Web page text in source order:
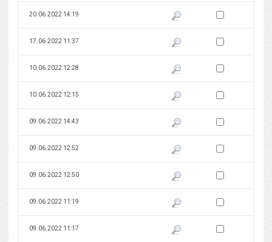
20.06.2022 14:19 Pokaż podgląd wersji z dnia
Zaznacz wersję do
17.06.2022 11:37 Pokaż podgląd wersji z dnia
Zaznacz wersję do
10.06.2022 12:28 Pokaż podgląd wersji z dnia
Zaznacz wersję do
10.06.2022 12:15 Pokaż podgląd wersji z dnia
Zaznacz wersję do
09.06.2022 14:43 Pokaż podgląd wersji z dnia
Zaznacz wersję do
09.06.2022 12:52 Pokaż podgląd wersji z dnia
Zaznacz wersję do
09.06.2022 12:50 Pokaż podgląd wersji z dnia
Zaznacz wersję do
09.06.2022 11:19 Pokaż podgląd wersji z dnia
Zaznacz wersję do
09.06.2022 11:17 Pokaż podgląd wersji z dnia
Zaznacz wersję do